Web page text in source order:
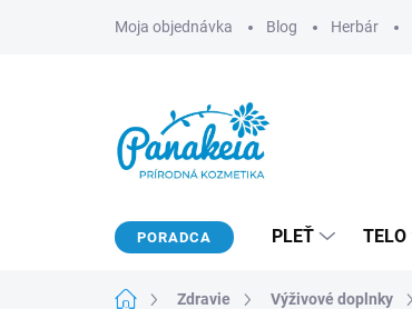
Moja objednávka Blog Herbár
PORADCA PLEŤ TELO
DomovZdravie Výživové doplnky